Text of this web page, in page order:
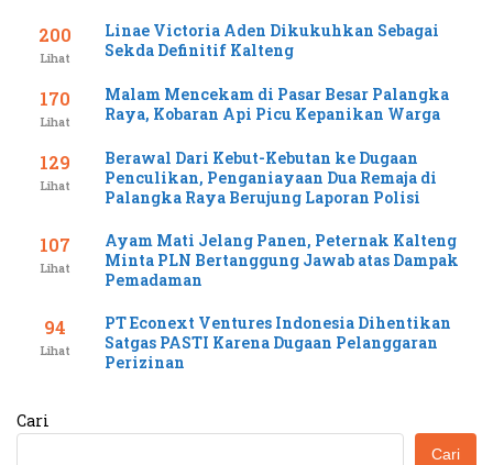
200
Lihat
Linae Victoria Aden Dikukuhkan Sebagai
Sekda Definitif Kalteng
170
Lihat
Malam Mencekam di Pasar Besar Palangka
Raya, Kobaran Api Picu Kepanikan Warga
129
Lihat
Berawal Dari Kebut-Kebutan ke Dugaan
Penculikan, Penganiayaan Dua Remaja di
Palangka Raya Berujung Laporan Polisi
107
Lihat
Ayam Mati Jelang Panen, Peternak Kalteng
Minta PLN Bertanggung Jawab atas Dampak
Pemadaman
94
Lihat
PT Econext Ventures Indonesia Dihentikan
Satgas PASTI Karena Dugaan Pelanggaran
Perizinan
Cari
Cari